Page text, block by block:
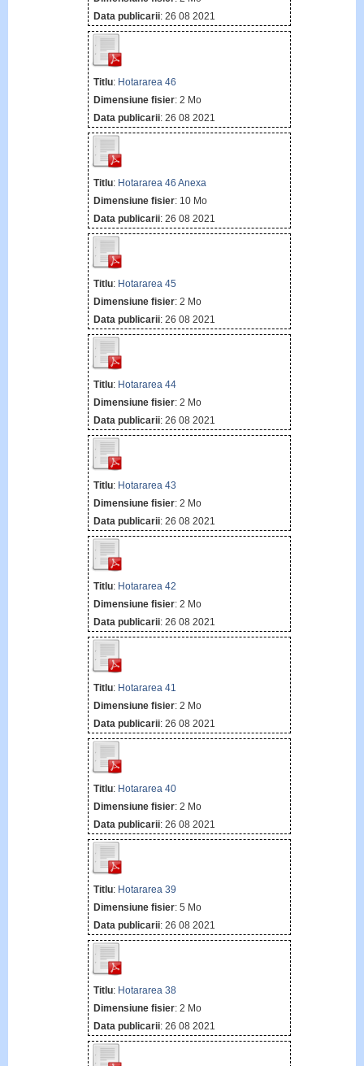
Data publicarii: 26 08 2021
Titlu: Hotararea 46
Dimensiune fisier: 2 Mo
Data publicarii: 26 08 2021
Titlu: Hotararea 46 Anexa
Dimensiune fisier: 10 Mo
Data publicarii: 26 08 2021
Titlu: Hotararea 45
Dimensiune fisier: 2 Mo
Data publicarii: 26 08 2021
Titlu: Hotararea 44
Dimensiune fisier: 2 Mo
Data publicarii: 26 08 2021
Titlu: Hotararea 43
Dimensiune fisier: 2 Mo
Data publicarii: 26 08 2021
Titlu: Hotararea 42
Dimensiune fisier: 2 Mo
Data publicarii: 26 08 2021
Titlu: Hotararea 41
Dimensiune fisier: 2 Mo
Data publicarii: 26 08 2021
Titlu: Hotararea 40
Dimensiune fisier: 2 Mo
Data publicarii: 26 08 2021
Titlu: Hotararea 39
Dimensiune fisier: 5 Mo
Data publicarii: 26 08 2021
Titlu: Hotararea 38
Dimensiune fisier: 2 Mo
Data publicarii: 26 08 2021